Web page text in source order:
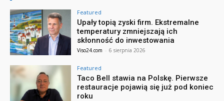
Featured
Upały topią zyski firm. Ekstremalne
temperatury zmniejszają ich
skłonność do inwestowania
Viso24.com - 6 sierpnia 2026
Featured
Taco Bell stawia na Polskę. Pierwsze
restauracje pojawią się już pod koniec
roku